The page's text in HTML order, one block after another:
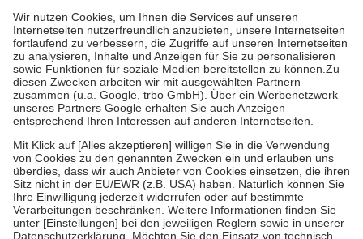
höchstens zehn Euro.
Es sind jedoch nie mehr als die tatsächlichen
Kosten der Leistung zu entrichten.
Diese Regeln gelten grundsätzlich auch für Online-Apotheken.
Bei Heilmitteln und häuslicher Krankenpflege beträgt die
Zuzahlung zehn Prozent der Kosten sowie zehn Euro je
Verordnung.
Um das Engagement der Versicherten für ihre eigene Gesundheit zu
stärken und die besondere Stellung der Familie zu unterstützen,
fallenkeine Zuzahlungenan bei:
• Kindern und Jugendlichen bis zum vollendeten 18. Lebensjahr
mit Ausnahme der Fahrkosten
• Untersuchungen zur Vorsorge und Früherkennung, die von der
GKV getragen werden
• empfohlenen Schutzimpfungen